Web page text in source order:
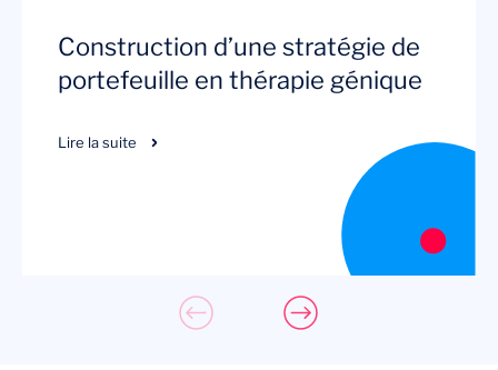
Construction d’une stratégie de
portefeuille en thérapie génique
Lire la suite